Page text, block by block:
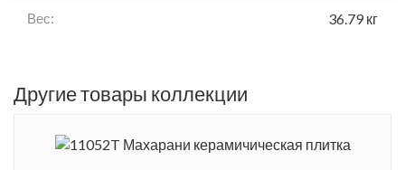
Вес: 36.79 кг
Другие товары коллекции